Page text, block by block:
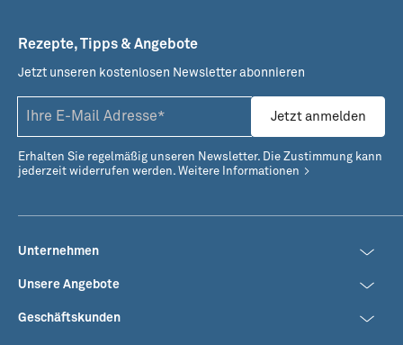
Unternehmen
Unsere Angebote
Geschäftskunden
Rezepte, Tipps & Angebote
Jetzt unseren kostenlosen Newsletter abonnieren
Jetzt anmelden
Erhalten Sie regelmäßig unseren Newsletter. Die Zustimmung kann
jederzeit widerrufen werden. Weitere Informationen